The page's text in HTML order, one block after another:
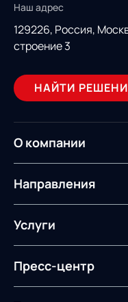
Наш адрес
129226, Россия,
строение 3
НАЙТИ
О компании
О компании
ИТ-аккредитация
Направления
Управление цепями
поставок
Управление складами
Услуги
Логистический
консалтинг
Пресс-центр